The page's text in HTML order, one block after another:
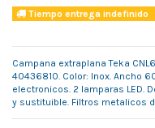
Tiempo entrega
Campana extraplana Teka
40436810. Color: Inox. Ancho
electronicos. 2 lamparas LED.
y sustituible. Filtros metalicos